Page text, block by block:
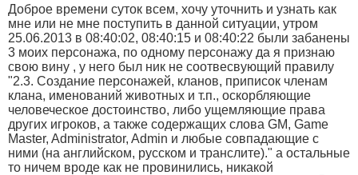
Доброе времени суток всем, хочу уточнить и узнать как
мне или не мне поступить в данной ситуации, утром
25.06.2013 в 08:40:02, 08:40:15 и 08:40:22 были забанены
3 моих персонажа, по одному персонажу да я признаю
свою вину , у него был ник не соотвесвующий правилу
"2.3. Создание персонажей, кланов, приписок членам
клана, именований животных и т.п., оскорбляющие
человеческое достоинство, либо ущемляющие права
других игроков, а также содержащих слова GM, Game
Master, Administrator, Admin и любые совпадающие с
ними (на английском, русском и транслите)." а остальные
то ничем вроде как не провинились, никакой